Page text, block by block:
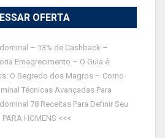
OFERTA
– 13% de Cashback –
Emagrecimento – O Guia é
O Segredo dos Magros – Como
Técnicas Avançadas Para
78 Receitas Para Definir Seu
HOMENS <<<